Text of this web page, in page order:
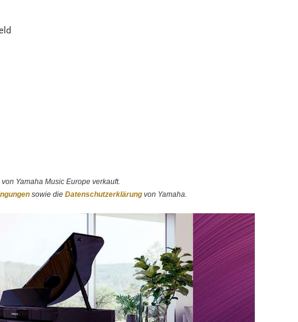
Yamaha Music Europe verkauft.
sowie die Datenschutzerklärung von Yamaha.